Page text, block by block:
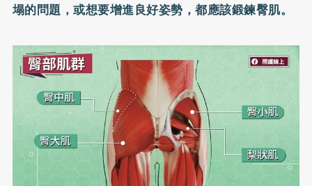
塌的問題，或想要增進良好姿勢，都應該鍛鍊臀肌。